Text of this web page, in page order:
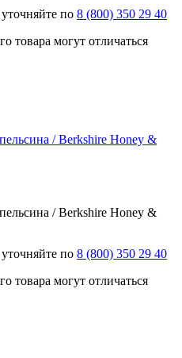
по 8 (800) 350 29 40
товара могут отличаться
/ Berkshire Honey &
/ Berkshire Honey &
по 8 (800) 350 29 40
товара могут отличаться